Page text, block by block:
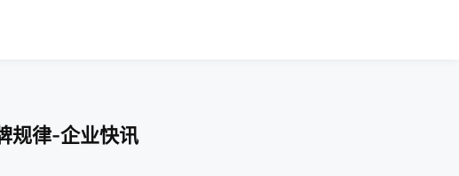
规律-企业快讯